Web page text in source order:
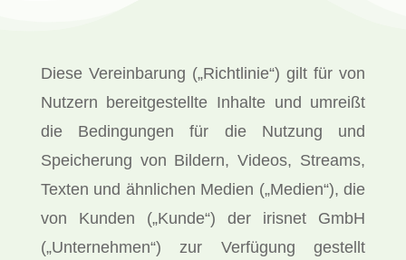
Diese Vereinbarung („Richtlinie“) gilt für von
Nutzern bereitgestellte Inhalte und umreißt
die Bedingungen für die Nutzung und
Speicherung von Bildern, Videos, Streams,
Texten und ähnlichen Medien („Medien“), die
von Kunden („Kunde“) der irisnet GmbH
(„Unternehmen“) zur Verfügung gestellt